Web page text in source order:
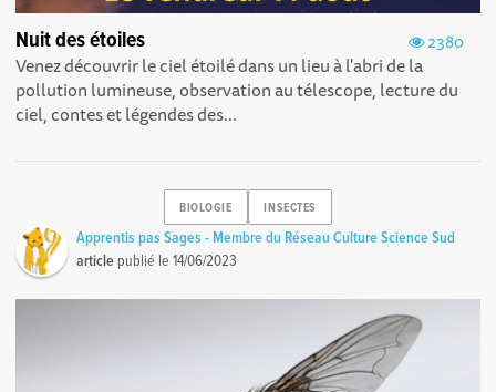
2380
Nuit des étoiles
Venez découvrir le ciel étoilé dans un lieu à l'abri de la
pollution lumineuse, observation au télescope, lecture du
ciel, contes et légendes des...
BIOLOGIE INSECTES
Apprentis pas Sages - Membre du Réseau Culture Science Sud
article publié le14/06/2023